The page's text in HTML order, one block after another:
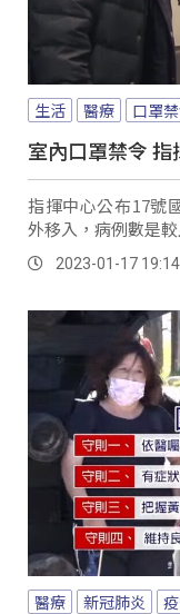
生活 醫療 口罩
室內口罩禁令
指揮中心公布17號
外移入，病例數是
2023-01-17 19:14
醫療 新冠肺炎